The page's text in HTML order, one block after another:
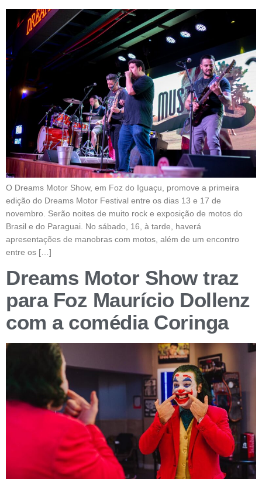
O Dreams Motor Show, em Foz do Iguaçu, promove a primeira
edição do Dreams Motor Festival entre os dias 13 e 17 de
novembro. Serão noites de muito rock e exposição de motos do
Brasil e do Paraguai. No sábado, 16, à tarde, haverá
apresentações de manobras com motos, além de um encontro
entre os […]
Dreams Motor Show traz
para Foz Maurício Dollenz
com a comédia Coringa